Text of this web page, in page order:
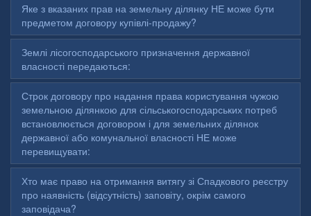
Яке з вказаних прав на земельну ділянку НЕ може бути
предметом договору купівлі-продажу?
Землі лісогосподарського призначення державної
власності передаються:
Строк договору про надання права користування чужою
земельною ділянкою для сільськогосподарських потреб
встановлюється договором і для земельних ділянок
державної або комунальної власності НЕ може
перевищувати:
Хто має право на отримання витягу зі Спадкового реєстру
про наявність (відсутність) заповіту, окрім самого
заповідача?